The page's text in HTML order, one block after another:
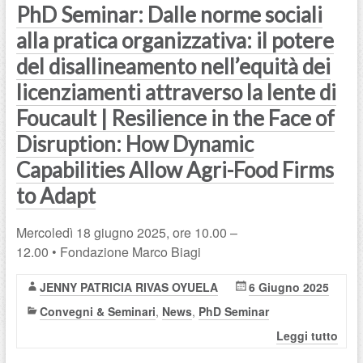
PhD Seminar: Dalle norme sociali
alla pratica organizzativa: il potere
del disallineamento nell’equità dei
licenziamenti attraverso la lente di
Foucault | Resilience in the Face of
Disruption: How Dynamic
Capabilities Allow Agri-Food Firms
to Adapt
Mercoledì 18 giugno 2025, ore 10.00 –
12.00 • Fondazione Marco Biagi
JENNY PATRICIA RIVAS OYUELA
6 Giugno 2025
Convegni & Seminari, News, PhD Seminar
Leggi tutto